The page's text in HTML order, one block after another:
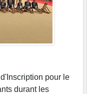
pour le
durant les